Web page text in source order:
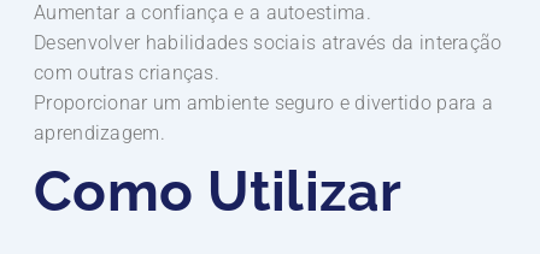
Aumentar a confiança e a autoestima.
Desenvolver habilidades sociais através da interação
com outras crianças.
Proporcionar um ambiente seguro e divertido para a
aprendizagem.
Como Utilizar